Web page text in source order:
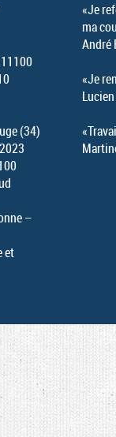
(34)
–
et
«Je
ma
André
«Je
Lucien